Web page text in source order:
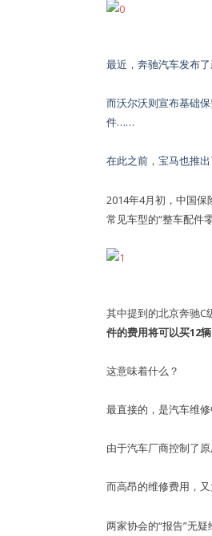
最近，奔驰汽车发布
而沃尔沃则宣布基础
件……
在此之前，宝马也推
2014年4月初，中国
常见车型的“整车配件
其中提到的北京奔驰C
件的费用将可以买12辆
这意味着什么？
最直接的，是汽车维
由于汽车厂商控制了
而高昂的维修费用，
两家协会的“报告”无